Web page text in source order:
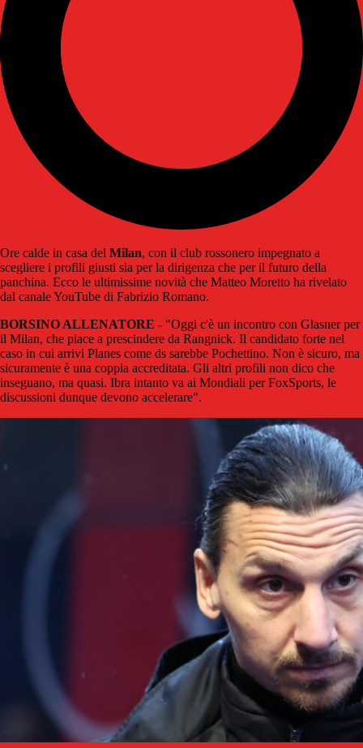
Ore calde in casa del Milan, con il club rossonero impegnato a
scegliere i profili giusti sia per la dirigenza che per il futuro della
panchina. Ecco le ultimissime novità che Matteo Moretto ha rivelato
dal canale YouTube di Fabrizio Romano.
BORSINO ALLENATORE - "Oggi c'è un incontro con Glasner per
il Milan, che piace a prescindere da Rangnick. Il candidato forte nel
caso in cui arrivi Planes come ds sarebbe Pochettino. Non è sicuro, ma
sicuramente è una coppia accreditata. Gli altri profili non dico che
inseguano, ma quasi. Ibra intanto va ai Mondiali per FoxSports, le
discussioni dunque devono accelerare".